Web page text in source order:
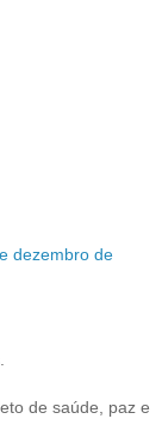
dezembro de
de saúde, paz e